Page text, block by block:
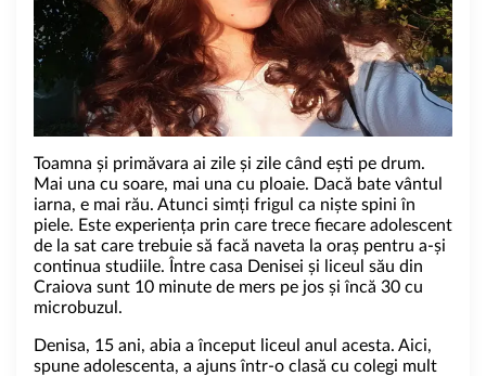
Toamna și primăvara ai zile și zile când ești pe drum.
Mai una cu soare, mai una cu ploaie. Dacă bate vântul
iarna, e mai rău. Atunci simți frigul ca niște spini în
piele. Este experiența prin care trece fiecare adolescent
de la sat care trebuie să facă naveta la oraș pentru a-și
continua studiile. Între casa Denisei și liceul său din
Craiova sunt 10 minute de mers pe jos și încă 30 cu
microbuzul.
Denisa, 15 ani, abia a început liceul anul acesta. Aici,
spune adolescenta, a ajuns într-o clasă cu colegi mult